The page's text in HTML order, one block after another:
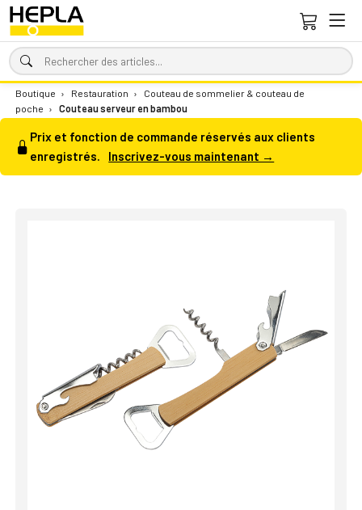
Boutique › Restauration ›
Couteau de sommelier & couteau de
poche › Couteau serveur en bambou
Prix et fonction de commande réservés aux clients
enregistrés.
Inscrivez-vous maintenant →